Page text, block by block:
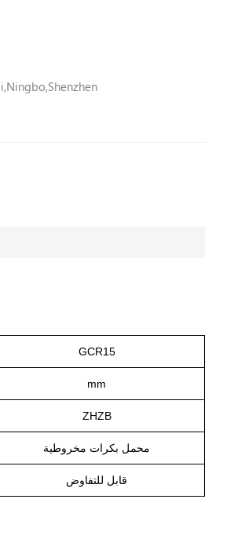
GCR15
mm
ZHZB
محمل بكرات مخروطية
قابل للتفاوض